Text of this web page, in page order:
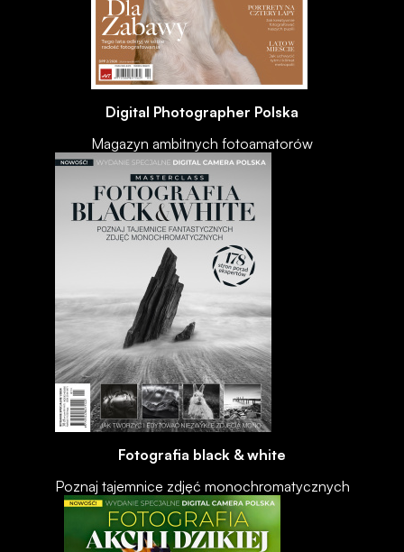
Digital Photographer Polska
Magazyn ambitnych fotoamatorów
Fotografia black & white
Poznaj tajemnice zdjęć monochromatycznych